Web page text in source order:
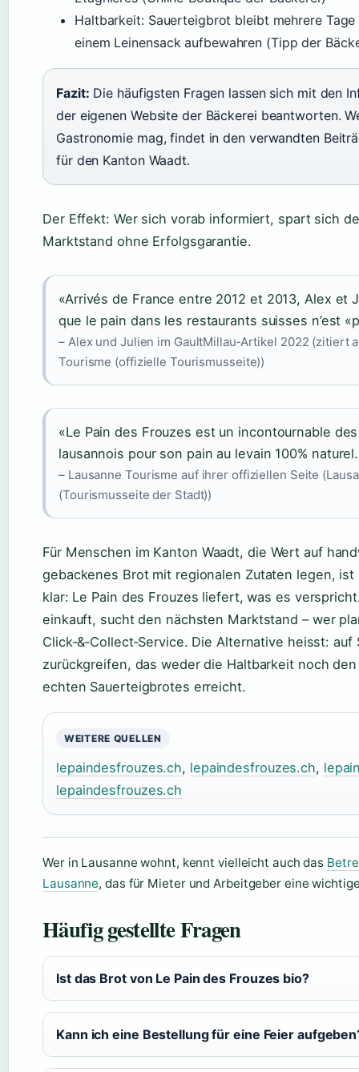
Haltbarkeit: Sauerteigbrot bleibt mehrere
einem Leinensack aufbewahren (Tipp der
Fazit: Die häufigsten Fragen lassen sich mit den
der eigenen Website der Bäckerei beantworten.
Gastronomie mag, findet in den verwandten
für den Kanton Waadt.
Der Effekt: Wer sich vorab informiert, spart sich
Marktstand ohne Erfolgsgarantie.
«Arrivés de France entre 2012 et 2013, Alex et
que le pain dans les restaurants suisses n’est
– Alex und Julien im GaultMillau‑Artikel 2022 (zitiert
Tourisme (offizielle Tourismusseite))
«Le Pain des Frouzes est un incontournable
lausannois pour son pain au levain 100%
– Lausanne Tourisme auf ihrer offiziellen Seite
(Tourismusseite der Stadt))
Für Menschen im Kanton Waadt, die Wert auf
gebackenes Brot mit regionalen Zutaten legen, ist
klar: Le Pain des Frouzes liefert, was es
einkauft, sucht den nächsten Marktstand – wer
Click‑&‑Collect‑Service. Die Alternative heisst:
zurückgreifen, das weder die Haltbarkeit noch
echten Sauerteigbrotes erreicht.
WEITERE QUELLEN
lepaindesfrouzes.ch, lepaindesfrouzes.ch,
lepaindesfrouzes.ch
Wer in Lausanne wohnt, kennt vielleicht auch das
Lausanne, das für Mieter und Arbeitgeber eine
Häufig gestellte Fragen
Ist das Brot von Le Pain des Frouzes bio?
Kann ich eine Bestellung für eine Feier